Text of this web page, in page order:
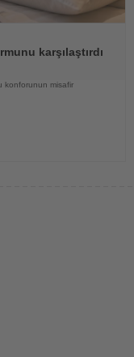
karşılaştırdı
konforunun misafir